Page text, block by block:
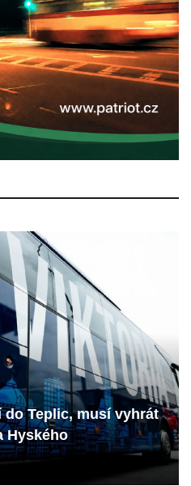
do Teplic, musí vyhrát
Hyského